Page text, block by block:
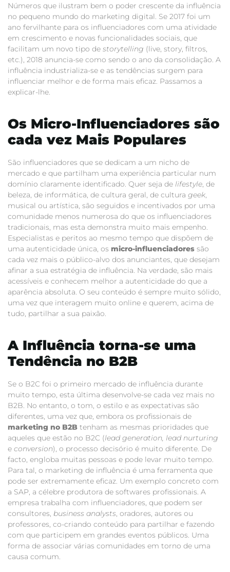
Números que ilustram bem o poder crescente da influência
no pequeno mundo do marketing digital. Se 2017 foi um
ano fervilhante para os influenciadores com uma atividade
em crescimento e novas funcionalidades sociais, que
facilitam um novo tipo de storytelling (live, story, filtros,
etc.), 2018 anuncia-se como sendo o ano da consolidação. A
influência industrializa-se e as tendências surgem para
influenciar melhor e de forma mais eficaz. Passamos a
explicar-lhe.
Os Micro-Influenciadores são
cada vez Mais Populares
São influenciadores que se dedicam a um nicho de
mercado e que partilham uma experiência particular num
domínio claramente identificado. Quer seja de lifestyle, de
beleza, de informática, de cultura geral, de cultura geek,
musical ou artística, são seguidos e incentivados por uma
comunidade menos numerosa do que os influenciadores
tradicionais, mas esta demonstra muito mais empenho.
Especialistas e peritos ao mesmo tempo que dispõem de
uma autenticidade única, os micro-influenciadores são
cada vez mais o público-alvo dos anunciantes, que desejam
afinar a sua estratégia de influência. Na verdade, são mais
acessíveis e conhecem melhor a autenticidade do que a
aparência absoluta. O seu conteúdo é sempre muito sólido,
uma vez que interagem muito online e querem, acima de
tudo, partilhar a sua paixão.
A Influência torna-se uma
Tendência no B2B
Se o B2C foi o primeiro mercado de influência durante
muito tempo, esta última desenvolve-se cada vez mais no
B2B. No entanto, o tom, o estilo e as expectativas são
diferentes, uma vez que, embora os profissionais de
marketing no B2B tenham as mesmas prioridades que
aqueles que estão no B2C (lead generation, lead nurturing
e conversion), o processo decisório é muito diferente. De
facto, engloba muitas pessoas e pode levar muito tempo.
Para tal, o marketing de influência é uma ferramenta que
pode ser extremamente eficaz. Um exemplo concreto com
a SAP, a célebre produtora de softwares profissionais. A
empresa trabalha com influenciadores, que podem ser
consultores, business analysts, oradores, autores ou
professores, co-criando conteúdo para partilhar e fazendo
com que participem em grandes eventos públicos. Uma
forma de associar várias comunidades em torno de uma
causa comum.